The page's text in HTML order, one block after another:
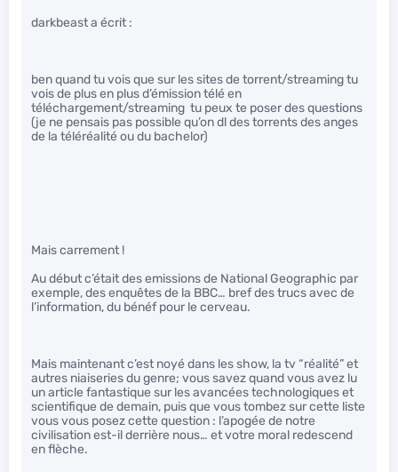
darkbeast a écrit :
ben quand tu vois que sur les sites de torrent/streaming tu
vois de plus en plus d’émission télé en
téléchargement/streaming tu peux te poser des questions
(je ne pensais pas possible qu’on dl des torrents des anges
de la téléréalité ou du bachelor)
Mais carrement !
Au début c’était des emissions de National Geographic par
exemple, des enquêtes de la BBC… bref des trucs avec de
l’information, du bénéf pour le cerveau.
Mais maintenant c’est noyé dans les show, la tv “réalité” et
autres niaiseries du genre; vous savez quand vous avez lu
un article fantastique sur les avancées technologiques et
scientifique de demain, puis que vous tombez sur cette liste
vous vous posez cette question : l’apogée de notre
civilisation est-il derrière nous… et votre moral redescend
en flèche.